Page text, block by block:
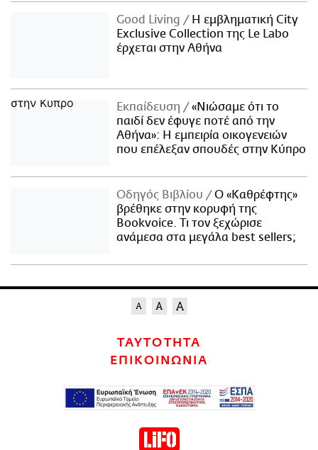
Good Living
Η εμβληματική City
Exclusive Collection της Le Labo
έρχεται στην Αθήνα
Εκπαίδευση
«Νιώσαμε ότι το
παιδί δεν έφυγε ποτέ από την
Αθήνα»: Η εμπειρία οικογενειών
που επέλεξαν σπουδές στην Κύπρο
Οδηγός Βιβλίου
Ο «Καθρέφτης»
βρέθηκε στην κορυφή της
Bookvoice. Τι τον ξεχώρισε
ανάμεσα στα μεγάλα best sellers;
ΤΑΥΤΟΤΗΤΑ
ΕΠΙΚΟΙΝΩΝΙΑ